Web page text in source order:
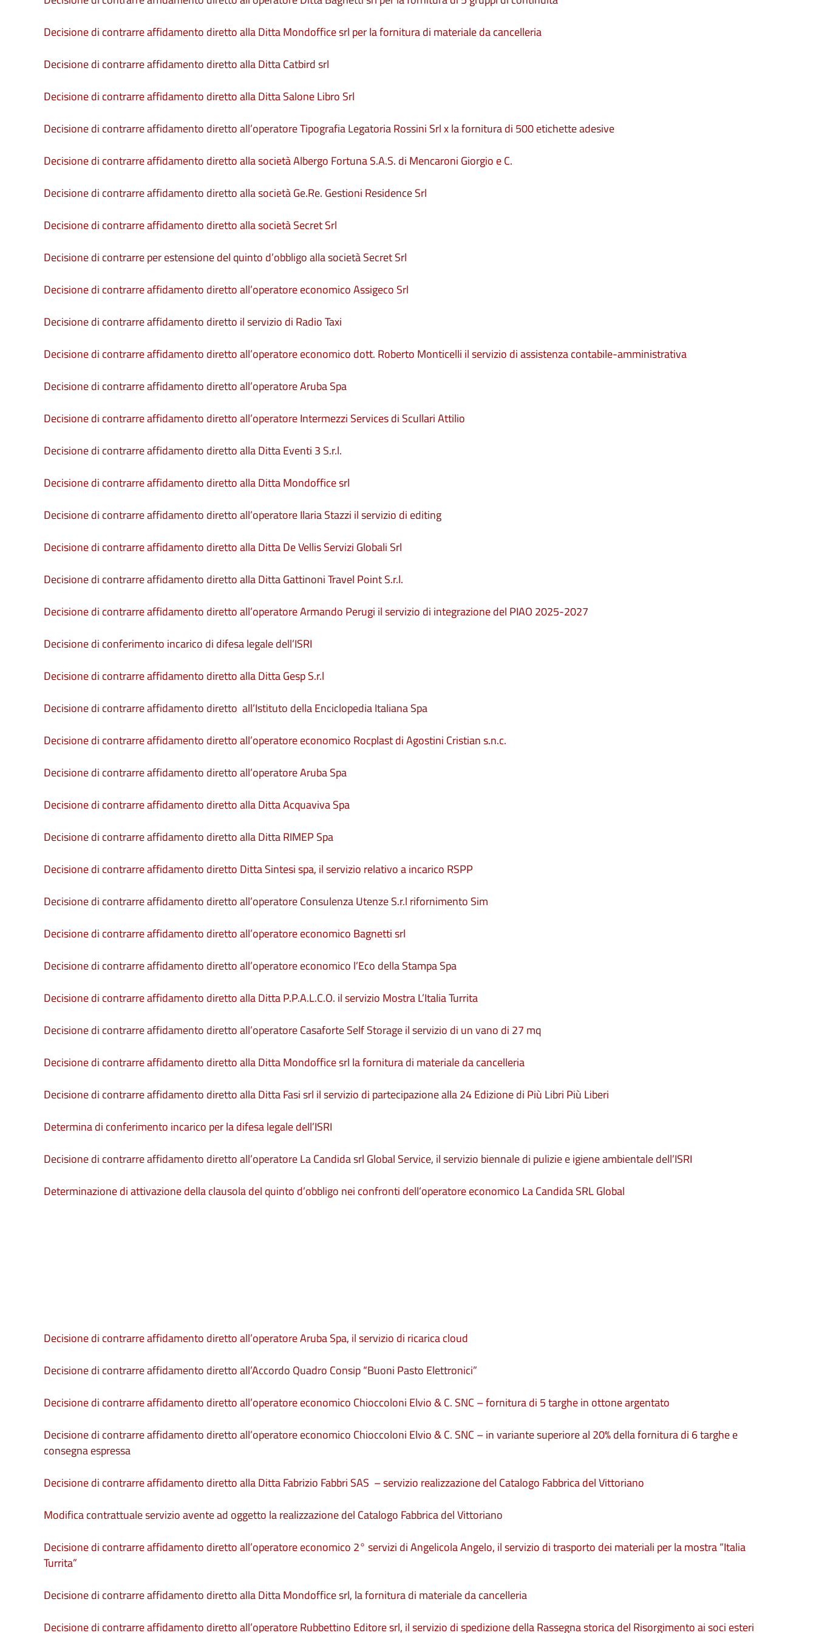
Decisione di contrarre affidamento diretto alla Ditta Mondoffice srl per la fornitura di materiale da cancelleria
Decisione di contrarre affidamento diretto alla Ditta Catbird srl
Decisione di contrarre affidamento diretto alla Ditta Salone Libro Srl
Decisione di contrarre affidamento diretto all’operatore Tipografia Legatoria Rossini Srl x la fornitura di 500 etichette adesive
Decisione di contrarre affidamento diretto alla società Albergo Fortuna S.A.S. di Mencaroni Giorgio e C.
Decisione di contrarre affidamento diretto alla società Ge.Re. Gestioni Residence Srl
Decisione di contrarre affidamento diretto alla società Secret Srl
Decisione di contrarre per estensione del quinto d’obbligo alla società Secret Srl
Decisione di contrarre affidamento diretto all’operatore economico Assigeco Srl
Decisione di contrarre affidamento diretto il servizio di Radio Taxi
Decisione di contrarre affidamento diretto all’operatore economico dott. Roberto Monticelli il servizio di assistenza contabile-amministrativa
Decisione di contrarre affidamento diretto all’operatore Aruba Spa
Decisione di contrarre affidamento diretto all’operatore Intermezzi Services di Scullari Attilio
Decisione di contrarre affidamento diretto alla Ditta Eventi 3 S.r.l.
Decisione di contrarre affidamento diretto alla Ditta Mondoffice srl
Decisione di contrarre affidamento diretto all’operatore Ilaria Stazzi il servizio di editing
Decisione di contrarre affidamento diretto alla Ditta De Vellis Servizi Globali Srl
Decisione di contrarre affidamento diretto alla Ditta Gattinoni Travel Point S.r.l.
Decisione di contrarre affidamento diretto all’operatore Armando Perugi il servizio di integrazione del PIAO 2025-2027
Decisione di conferimento incarico di difesa legale dell’ISRI
Decisione di contrarre affidamento diretto alla Ditta Gesp S.r.l
Decisione di contrarre affidamento diretto all’Istituto della Enciclopedia Italiana Spa
Decisione di contrarre affidamento diretto all’operatore economico Rocplast di Agostini Cristian s.n.c.
Decisione di contrarre affidamento diretto all’operatore Aruba Spa
Decisione di contrarre affidamento diretto alla Ditta Acquaviva Spa
Decisione di contrarre affidamento diretto alla Ditta RIMEP Spa
Decisione di contrarre affidamento diretto Ditta Sintesi spa, il servizio relativo a incarico RSPP
Decisione di contrarre affidamento diretto all’operatore Consulenza Utenze S.r.l rifornimento Sim
Decisione di contrarre affidamento diretto all’operatore economico Bagnetti srl
Decisione di contrarre affidamento diretto all’operatore economico l’Eco della Stampa Spa
Decisione di contrarre affidamento diretto alla Ditta P.P.A.L.C.O. il servizio Mostra L’Italia Turrita
Decisione di contrarre affidamento diretto all’operatore Casaforte Self Storage il servizio di un vano di 27 mq
Decisione di contrarre affidamento diretto alla Ditta Mondoffice srl la fornitura di materiale da cancelleria
Decisione di contrarre affidamento diretto alla Ditta Fasi srl il servizio di partecipazione alla 24 Edizione di Più Libri Più Liberi
Determina di conferimento incarico per la difesa legale dell’ISRI
Decisione di contrarre affidamento diretto all’operatore La Candida srl Global Service, il servizio biennale di pulizie e igiene ambientale dell’ISRI
Determinazione di attivazione della clausola del quinto d’obbligo nei confronti dell’operatore economico La Candida SRL Global
Decisione di contrarre affidamento diretto all’operatore Aruba Spa, il servizio di ricarica cloud
Decisione di contrarre affidamento diretto all’Accordo Quadro Consip “Buoni Pasto Elettronici”
Decisione di contrarre affidamento diretto all’operatore economico Chioccoloni Elvio & C. SNC – fornitura di 5 targhe in ottone argentato
Decisione di contrarre affidamento diretto all’operatore economico Chioccoloni Elvio & C. SNC – in variante superiore al 20% della fornitura di 6 targhe e
consegna espressa
Decisione di contrarre affidamento diretto alla Ditta Fabrizio Fabbri SAS – servizio realizzazione del Catalogo Fabbrica del Vittoriano
Modifica contrattuale servizio avente ad oggetto la realizzazione del Catalogo Fabbrica del Vittoriano
Decisione di contrarre affidamento diretto all’operatore economico 2° servizi di Angelicola Angelo, il servizio di trasporto dei materiali per la mostra “Italia
Turrita”
Decisione di contrarre affidamento diretto alla Ditta Mondoffice srl, la fornitura di materiale da cancelleria
Decisione di contrarre affidamento diretto all’operatore Rubbettino Editore srl, il servizio di spedizione della Rassegna storica del Risorgimento ai soci esteri